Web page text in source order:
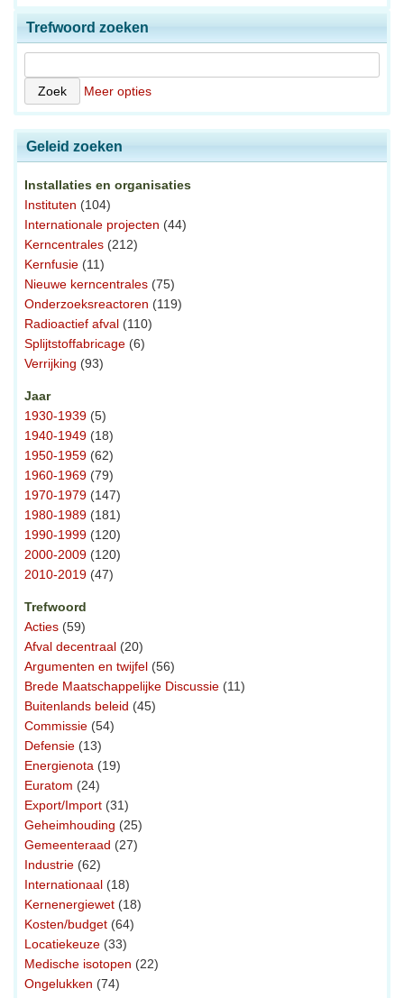
Trefwoord zoeken
Meer opties
Geleid zoeken
Installaties en organisaties
Instituten (104)
Internationale projecten (44)
Kerncentrales (212)
Kernfusie (11)
Nieuwe kerncentrales (75)
Onderzoeksreactoren (119)
Radioactief afval (110)
Splijtstoffabricage (6)
Verrijking (93)
Jaar
1930-1939 (5)
1940-1949 (18)
1950-1959 (62)
1960-1969 (79)
1970-1979 (147)
1980-1989 (181)
1990-1999 (120)
2000-2009 (120)
2010-2019 (47)
Trefwoord
Acties (59)
Afval decentraal (20)
Argumenten en twijfel (56)
Brede Maatschappelijke Discussie (11)
Buitenlands beleid (45)
Commissie (54)
Defensie (13)
Energienota (19)
Euratom (24)
Export/Import (31)
Geheimhouding (25)
Gemeenteraad (27)
Industrie (62)
Internationaal (18)
Kernenergiewet (18)
Kosten/budget (64)
Locatiekeuze (33)
Medische isotopen (22)
Ongelukken (74)